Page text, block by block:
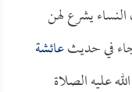
يشرع لهن
جاء في حديثعائشة
عليه الصلاة